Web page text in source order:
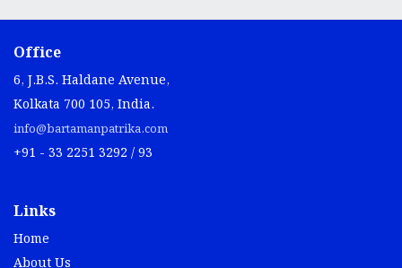
Office
6, J.B.S. Haldane Avenue,
Kolkata 700 105, India.
info@bartamanpatrika.com
+91 - 33 2251 3292 / 93
Links
Home
About Us